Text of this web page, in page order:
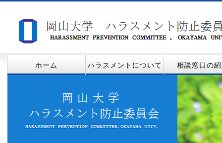
ホーム ハラスメントについて 相談窓口の